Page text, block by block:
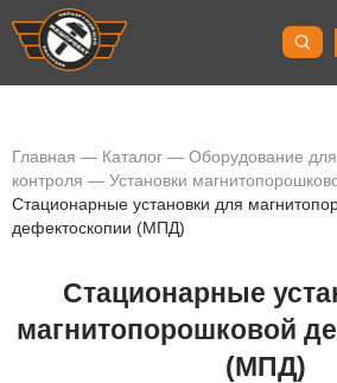
Главная — Каталог — Оборудование
контроля — Установки
Стационарные установки для
дефектоскопии (МПД)
Стационарные
магнитопорошковой
(МПД)